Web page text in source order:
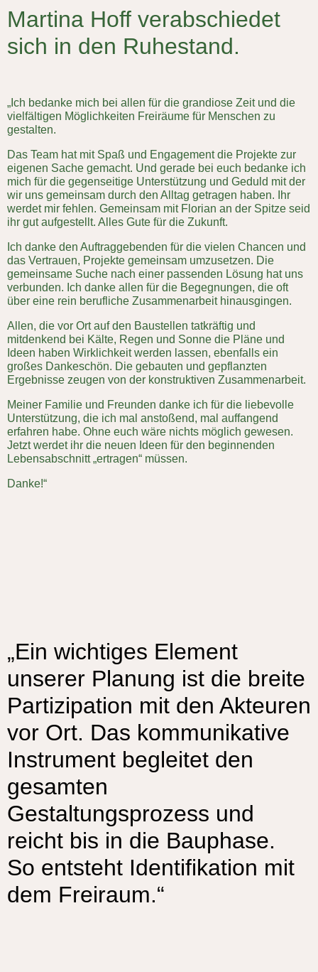
HALDE OBERHAUSEN-
ALSTADEN
Martina Hoff verabschiedet
sich in den Ruhestand.
„Ich bedanke mich bei allen für die grandiose Zeit und die
vielfältigen Möglichkeiten Freiräume für Menschen zu
gestalten.
Das Team hat mit Spaß und Engagement die Projekte zur
eigenen Sache gemacht. Und gerade bei euch bedanke ich
mich für die gegenseitige Unterstützung und Geduld mit der
wir uns gemeinsam durch den Alltag getragen haben. Ihr
werdet mir fehlen. Gemeinsam mit Florian an der Spitze seid
ihr gut aufgestellt. Alles Gute für die Zukunft.
Ich danke den Auftraggebenden für die vielen Chancen und
das Vertrauen, Projekte gemeinsam umzusetzen. Die
gemeinsame Suche nach einer passenden Lösung hat uns
verbunden. Ich danke allen für die Begegnungen, die oft
über eine rein berufliche Zusammenarbeit hinausgingen.
Allen, die vor Ort auf den Baustellen tatkräftig und
mitdenkend bei Kälte, Regen und Sonne die Pläne und
Ideen haben Wirklichkeit werden lassen, ebenfalls ein
großes Dankeschön. Die gebauten und gepflanzten
Ergebnisse zeugen von der konstruktiven Zusammenarbeit.
Meiner Familie und Freunden danke ich für die liebevolle
Unterstützung, die ich mal anstoßend, mal auffangend
erfahren habe. Ohne euch wäre nichts möglich gewesen.
Jetzt werdet ihr die neuen Ideen für den beginnenden
Lebensabschnitt „ertragen“ müssen.
Danke!“
„Ein wichtiges Element
unserer Planung ist die breite
Partizipation mit den Akteuren
vor Ort. Das kommunikative
Instrument begleitet den
gesamten
Gestaltungsprozess und
reicht bis in die Bauphase.
So entsteht Identifikation mit
dem Freiraum.“